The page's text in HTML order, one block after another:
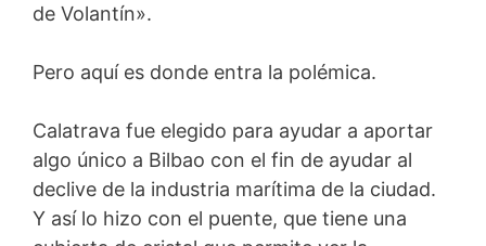
de Volantín».
Pero aquí es donde entra la polémica.
Calatrava fue elegido para ayudar a aportar
algo único a Bilbao con el fin de ayudar al
declive de la industria marítima de la ciudad.
Y así lo hizo con el puente, que tiene una